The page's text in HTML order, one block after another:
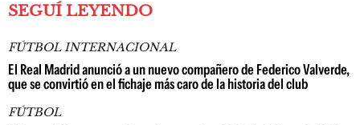
SEGUÍ LEYENDO
FÚTBOL INTERNACIONAL
El Real Madrid anunció a un nuevo compañero de Federico Valverde,
que se convirtió en el fichaje más caro de la historia del club
FÚTBOL